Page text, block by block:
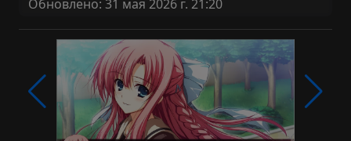
Обновлено: 31 мая 2026 г. 21:20